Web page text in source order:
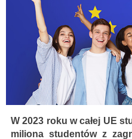
W 2023 roku w całej UE
miliona studentów z